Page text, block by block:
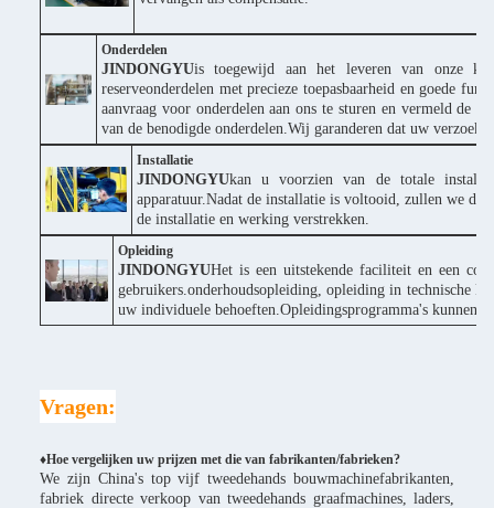
Onderdelen
JINDONGYUis toegewijd aan het leveren van onze
reserveonderdelen met precieze toepasbaarheid en goede
aanvraag voor onderdelen aan ons te sturen en vermeld de
van de benodigde onderdelen.Wij garanderen dat uw verzoek
Installatie
JINDONGYUkan u voorzien van de totale
apparatuur.Nadat de installatie is voltooid, zullen we de
de installatie en werking verstrekken.
Opleiding
JINDONGYUHet is een uitstekende faciliteit en een
gebruikers.onderhoudsopleiding, opleiding in technische
uw individuele behoeften.Opleidingsprogramma's kunnen
Vragen:
♦Hoe vergelijken uw prijzen met die van fabrikanten/fabrieken?
We zijn China's top vijf tweedehands bouwmachinefabrikanten,
fabriek directe verkoop van tweedehands graafmachines, laders,